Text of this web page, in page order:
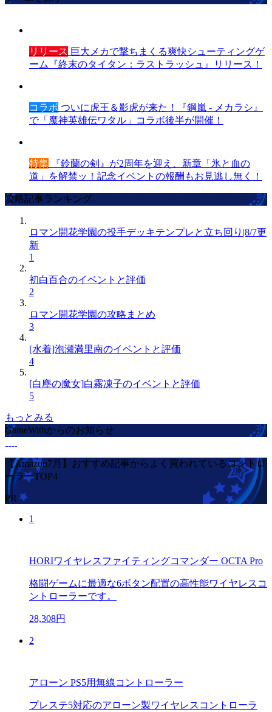
リリース 巨大メカで撃ちまくる爽快シューティングゲ
ーム『終末のタイタン：ラストラッシュ』リリース！
コラボ ついに虎王＆影虎が来た！『鋼嵐 - メカラシ』
で「魔神英雄伝ワタル」コラボ後半が開催！
特集 『鈴蘭の剣』が2周年を迎え、新章「氷と血の
道」を解禁ッ！記念イベントの報酬もお見逃し無く！
攻略記事ランキング
ロマン開花学園の投手デッキテンプレと立ち回り|8/7更
新
1
初白百合のイベントと評価
2
ロマン開花学園の攻略まとめ
3
[水着]泡瀬満里南のイベントと評価
4
[白塵の魔女]白霧凍子のイベントと評価
5
もっとみる
GameWithからのお知らせ
【Amazon7月】おすすめ記事からよく買われているコントロ
ーラーTOP4
PR
1
HORIワイヤレスファイティングコマンダー OCTA Pro
格闘ゲームに最適な6ボタン配置の高性能ワイヤレスコ
ントローラーです。
28,308円
2
アローン PS5用無線コントローラー
プレステ5対応のアローン製ワイヤレスコントローラ